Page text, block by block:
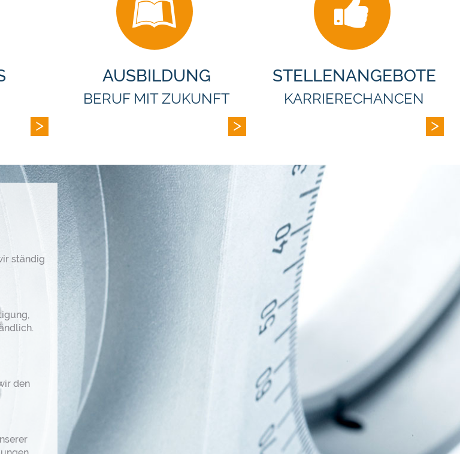
AUS­BIL­DUNG
BERUF MIT ZU­KUNFT
STELLEN­ANGEBOTE
KARRIERE­CHANCEN
ständig
den